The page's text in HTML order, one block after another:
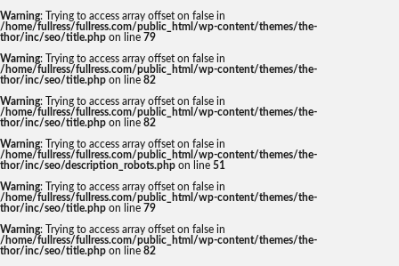
Warning: Trying to access array offset on false in
/home/fullress/fullress.com/public_html/wp-content/themes/the-
thor/inc/seo/title.php on line 79
Warning: Trying to access array offset on false in
/home/fullress/fullress.com/public_html/wp-content/themes/the-
thor/inc/seo/title.php on line 82
Warning: Trying to access array offset on false in
/home/fullress/fullress.com/public_html/wp-content/themes/the-
thor/inc/seo/title.php on line 82
Warning: Trying to access array offset on false in
/home/fullress/fullress.com/public_html/wp-content/themes/the-
thor/inc/seo/description_robots.php on line 51
Warning: Trying to access array offset on false in
/home/fullress/fullress.com/public_html/wp-content/themes/the-
thor/inc/seo/title.php on line 79
Warning: Trying to access array offset on false in
/home/fullress/fullress.com/public_html/wp-content/themes/the-
thor/inc/seo/title.php on line 82